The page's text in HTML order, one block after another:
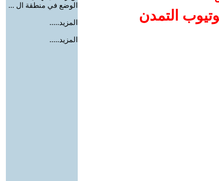
التمدن
الوضع في منطقة ال ...
المزيد.....
المزيد.....